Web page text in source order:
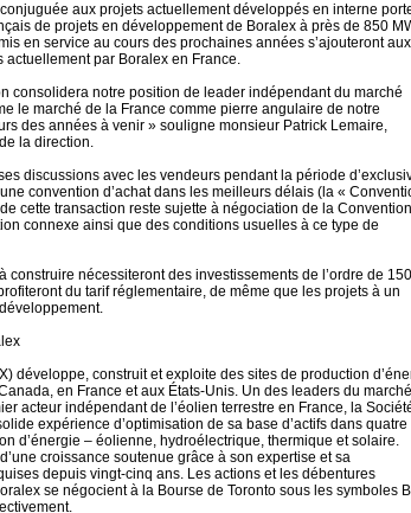
aux projets actuellement développés en interne
de projets en développement de Boralex à près de 850
en service au cours des prochaines années s’ajouteront aux
actuellement par Boralex en France.
consolidera notre position de leader indépendant du marché
le marché de la France comme pierre angulaire de notre
des années à venir » souligne monsieur Patrick Lemaire,
la direction.
discussions avec les vendeurs pendant la période
convention d’achat dans les meilleurs délais (la «
cette transaction reste sujette à négociation de la
connexe ainsi que des conditions usuelles à ce type de
construire nécessiteront des investissements de l’ordre de
du tarif réglementaire, de même que les projets à un
développe, construit et exploite des sites de production
en France et aux États-Unis. Un des leaders du marché
acteur indépendant de l’éolien terrestre en France, la
expérience d’optimisation de sa base d’actifs dans quatre
d’énergie – éolienne, hydroélectrique, thermique et solaire.
croissance soutenue grâce à son expertise et sa
depuis vingt-cinq ans. Les actions et les débentures
se négocient à la Bourse de Toronto sous les symboles